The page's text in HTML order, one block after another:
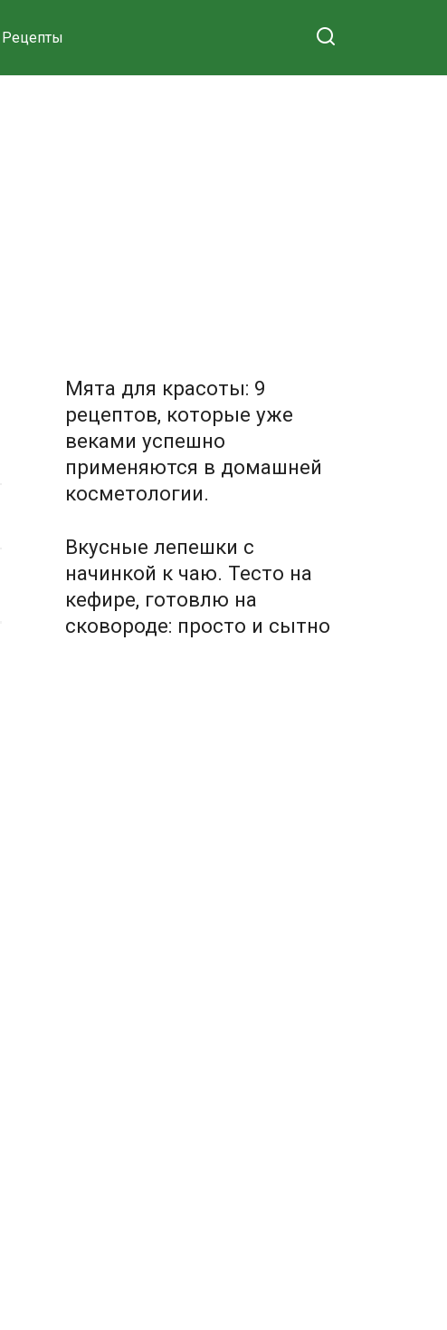
Рецепты
Мята для красоты: 9
рецептов, которые уже
веками успешно
применяются в домашней
косметологии.
Вкусные лепешки с
начинкой к чаю. Тесто на
кефире, готовлю на
сковороде: просто и сытно